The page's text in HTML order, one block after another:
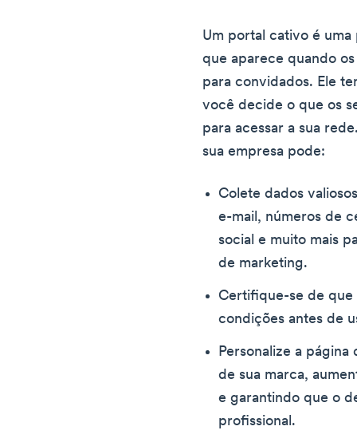
Um portal cativo é
que aparece quando
para convidados. Ele
você decide o que os
para acessar a sua
sua empresa pode:
Colete dados
e-mail, números de
social e muito mais
de marketing.
Certifique-se de que
condições antes de
Personalize a
de sua marca,
e garantindo que o
profissional.